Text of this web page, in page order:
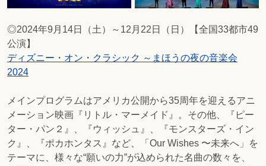
◎2024年9月14日（土）～12月22日（日）【全国33都市49
公演】
ディズニー・オン・クラシック ～まほうの夜の音楽会
2024
メインプログラムはアメリカ公開から35周年を迎えるアニ
メーション映画『リトル・マーメイド』。その他、『ピー
ター・パン２』、『ウィッシュ』、『モンスターズ・イン
ク』、『ポカホンタス』など、「Our Wishes 〜未来へ」を
テーマに、様々な“願いの力”が込められた名曲の数々を、